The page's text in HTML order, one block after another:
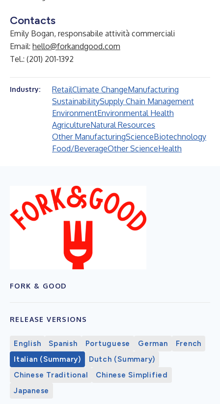
Contacts
Emily Bogan, responsabile attività commerciali
Email: hello@forkandgood.com
Tel.: (201) 201-1392
Industry: RetailClimate ChangeManufacturing
SustainabilitySupply Chain Management
EnvironmentEnvironmental Health
AgricultureNatural Resources
Other ManufacturingScienceBiotechnology
Food/BeverageOther ScienceHealth
FORK & GOOD
RELEASE VERSIONS
English Spanish Portuguese German
French
Italian (Summary)
Dutch (Summary)
Chinese Traditional
Chinese Simplified
Japanese